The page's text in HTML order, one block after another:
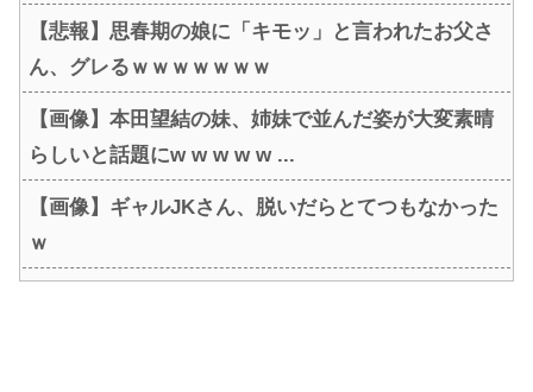
【悲報】思春期の娘に「キモッ」と言われたお父さ
ん、グレるｗｗｗｗｗｗｗ
【画像】本田望結の妹、姉妹で並んだ姿が大変素晴
らしいと話題にw w w w w ...
【画像】ギャルJKさん、脱いだらとてつもなかった
ｗ